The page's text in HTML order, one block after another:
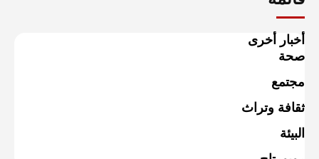
أخبار أخرى
صحة
مجتمع
ثقافة وتراث
البيئة